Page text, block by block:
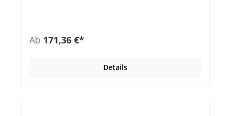
Ab 171,36 €*
Details